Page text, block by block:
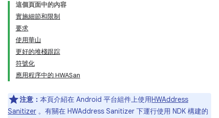
這個頁面中的內容
實施細節和限制
要求
使用華山
更好的堆棧跟踪
符號化
應用程序中的 HWASan
注意： 本頁介紹在 Android 平台組件上使用HWAddress
Sanitizer 。有關在 HWAddress Sanitizer 下運行使用 NDK 構建的